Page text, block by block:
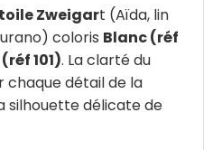
toile Zweigart (Aïda, lin
coloris Blanc (réf
101). La clarté du
détail de la
silhouette délicate de